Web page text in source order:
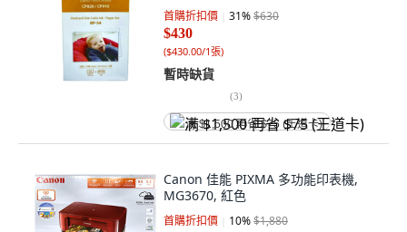
首購折扣價 31%$630
$430
($430.00/1張)
暫時缺貨
(3)
满 $1,500 再省 $75 (王道卡)
Canon 佳能 PIXMA 多功能印表機,
MG3670, 紅色
首購折扣價 10%$1,880